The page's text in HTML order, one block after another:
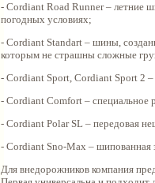
- Cordiant Road Runner – летние
погодных условиях;
- Cordiant Standart – шины,
которым не страшны сложные
- Cordiant Sport, Cordiant Sport 2
- Cordiant Comfort – специальное
- Cordiant Polar SL – передовая
- Cordiant Sno-Max – шипованная
Для внедорожников компания